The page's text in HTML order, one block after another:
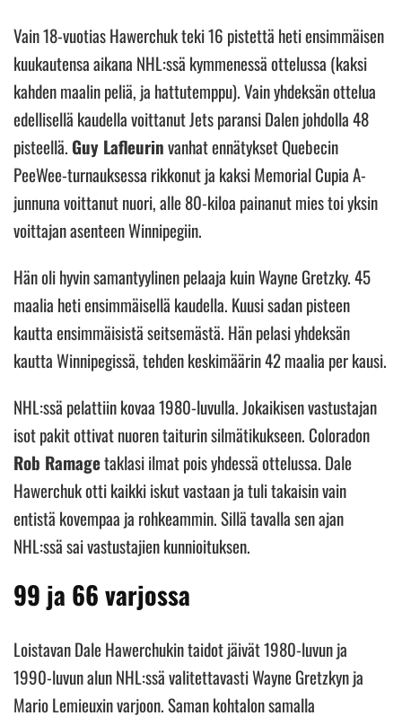
Vain 18-vuotias Hawerchuk teki 16 pistettä heti ensimmäisen
kuukautensa aikana NHL:ssä kymmenessä ottelussa (kaksi
kahden maalin peliä, ja hattutemppu). Vain yhdeksän ottelua
edellisellä kaudella voittanut Jets paransi Dalen johdolla 48
pisteellä. Guy Lafleurinvanhat ennätykset Quebecin
PeeWee-turnauksessa rikkonut ja kaksi Memorial Cupia A-
junnuna voittanut nuori, alle 80-kiloa painanut mies toi yksin
voittajan asenteen Winnipegiin.
Hän oli hyvin samantyylinen pelaaja kuin Wayne Gretzky. 45
maalia heti ensimmäisellä kaudella. Kuusi sadan pisteen
kautta ensimmäisistä seitsemästä. Hän pelasi yhdeksän
kautta Winnipegissä, tehden keskimäärin 42 maalia per kausi.
NHL:ssä pelattiin kovaa 1980-luvulla. Jokaikisen vastustajan
isot pakit ottivat nuoren taiturin silmätikukseen. Coloradon
Rob Ramagetaklasi ilmat pois yhdessä ottelussa. Dale
Hawerchuk otti kaikki iskut vastaan ja tuli takaisin vain
entistä kovempaa ja rohkeammin. Sillä tavalla sen ajan
NHL:ssä sai vastustajien kunnioituksen.
99 ja 66 varjossa
Loistavan Dale Hawerchukin taidot jäivät 1980-luvun ja
1990-luvun alun NHL:ssä valitettavasti Wayne Gretzkyn ja
Mario Lemieuxin varjoon. Saman kohtalon samalla